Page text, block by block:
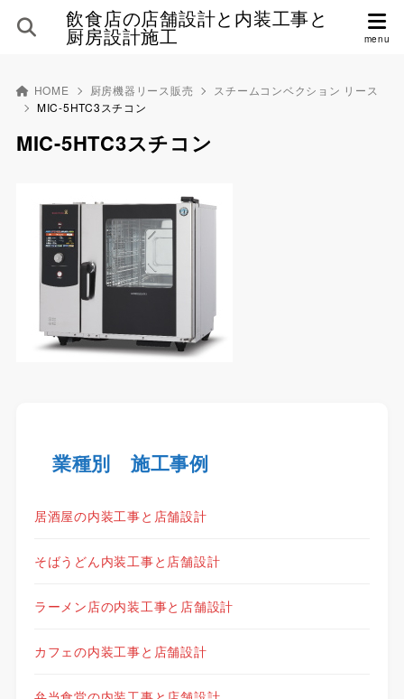
飲食店の店舗設計と内装工事と
厨房設計施工
HOME 厨房機器リース販売
スチームコンベクション リース
MIC-5HTC3スチコン
MIC-5HTC3スチコン
業種別 施工事例
居酒屋の内装工事と店舗設計
そばうどん内装工事と店舗設計
ラーメン店の内装工事と店舗設計
カフェの内装工事と店舗設計